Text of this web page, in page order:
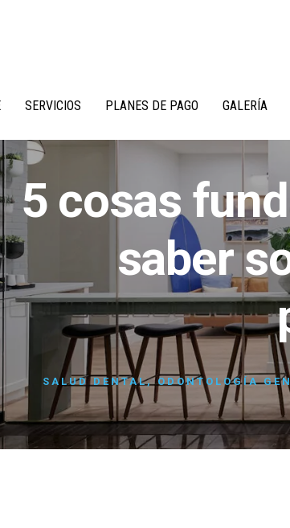
SERVICIOS PLANES DE PAGO GALERÍA
5 cosas
saber
SALUD DENTAL,ODONTOLOGÍA